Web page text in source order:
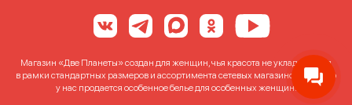
Магазин «Две Планеты» создан для женщин, чья красота не укладывается
в рамки стандартных размеров и ассортимента сетевых магазинов. Именно
у нас продается особенное белье для особенных женщин!